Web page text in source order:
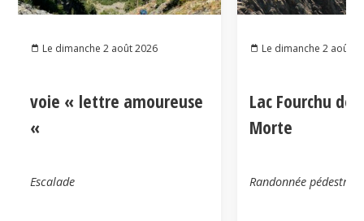
Le dimanche 2 août 2026
voie « lettre amoureuse
«
Escalade
Le dimanche 2 août
Lac Fourchu
Morte
Randonnée pédestre